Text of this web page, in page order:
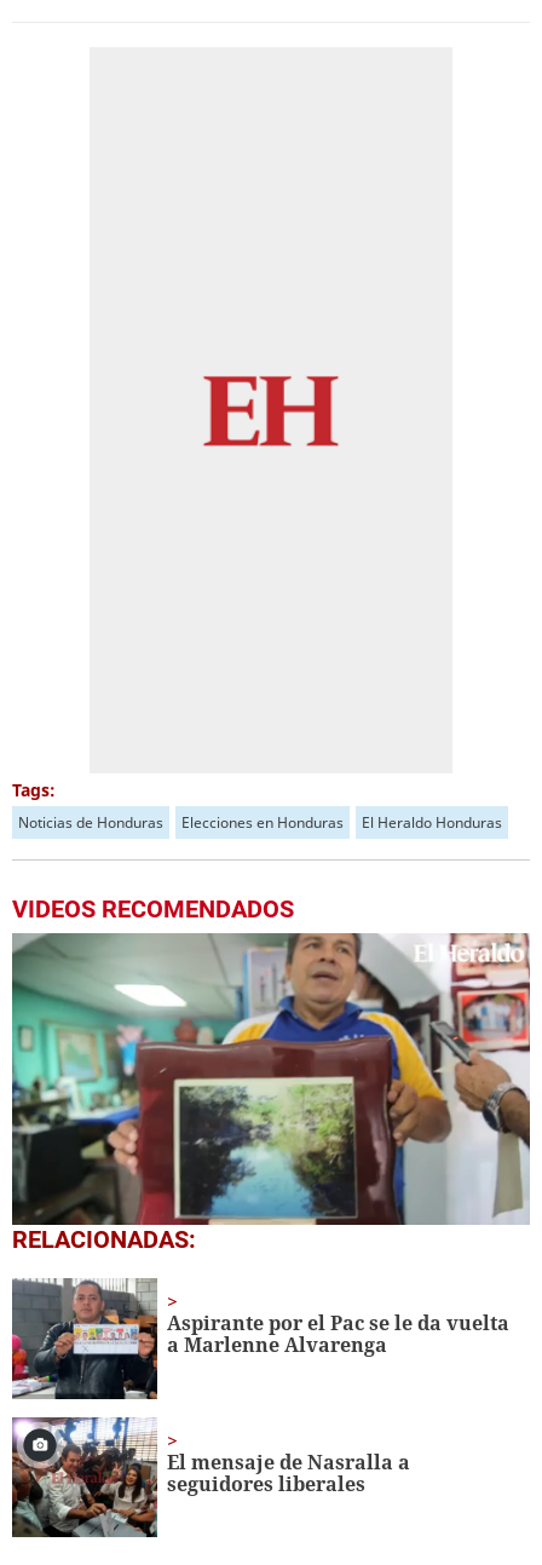
Tags:
Noticias de Honduras Elecciones en Honduras El Heraldo Honduras
VIDEOS RECOMENDADOS
0
of
minute,
seconds
RELACIONADAS:
Aspirante por el Pac se le da vuelta
a Marlenne Alvarenga
El mensaje de Nasralla a
seguidores liberales